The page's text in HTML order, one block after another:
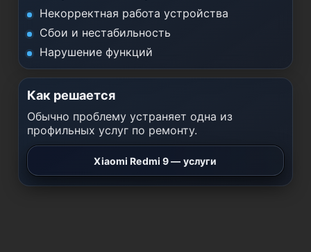
Некорректная работа устройства
Сбои и нестабильность
Нарушение функций
Как решается
Обычно проблему устраняет одна из
профильных услуг по ремонту.
Xiaomi Redmi 9 — услуги